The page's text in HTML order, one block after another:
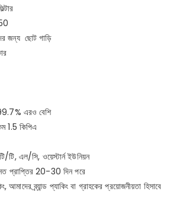
জন্য ছোট গাড়ি
এরও বেশি
1.5 কিপিএ
টি, এল/সি, ওয়েস্টার্ন ইউনিয়ন
প্রাপ্তির 20-30 দিন পরে
আমাদের ব্র্যান্ড প্যাকিং বা গ্রাহকের প্রয়োজনীয়তা হিসাবে